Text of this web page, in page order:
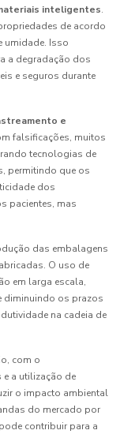
inteligentes.
de acordo
umidade. Isso
a degradação dos
e seguros durante
e
falsificações, muitos
tecnologias de
permitindo que os
dos
pacientes, mas
das embalagens
O uso de
em larga escala,
diminuindo os prazos
na cadeia de
com o
e a utilização de
o impacto ambiental
do mercado por
contribuir para a